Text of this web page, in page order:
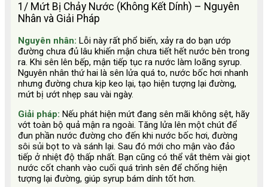
1/ Mứt Bị Chảy Nước (Không Kết Dính) – Nguyên
Nhân và Giải Pháp
Nguyên nhân: Lỗi này rất phổ biến, xảy ra do bạn ướp
đường chưa đủ lâu khiến mận chưa tiết hết nước bên trong
ra. Khi sên lên bếp, mận tiếp tục ra nước làm loãng syrup.
Nguyên nhân thứ hai là sên lửa quá to, nước bốc hơi nhanh
nhưng đường chưa kịp keo lại, tạo hiện tượng lại đường,
mứt bị ướt nhẹp sau vài ngày.
Giải pháp: Nếu phát hiện mứt đang sên mãi không sệt, hãy
vớt toàn bộ quả mận ra ngoài. Tăng lửa lên một chút để
đun phần nước đường cho đến khi nước bốc hơi, đường
sôi sủi bọt to và sánh lại. Sau đó mới cho mận vào đảo
tiếp ở nhiệt độ thấp nhất. Bạn cũng có thể vắt thêm vài giọt
nước cốt chanh vào cuối quá trình sên để chống hiện
tượng lại đường, giúp syrup bám dính tốt hơn.